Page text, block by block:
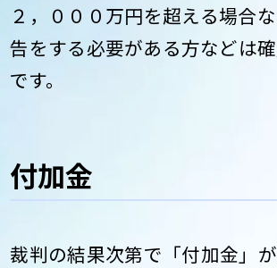
２，０００万円を超える場合
告をする必要がある方などは
です。
付加金
裁判の結果次第で「付加金」